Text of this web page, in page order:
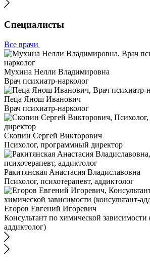
Специалисты
Все врачи
Мухина Нелли Владимировна
Врач психиатр-нарколог
Пеца Янош Иванович
Врач психиатр-нарколог
Скопин Сергей Викторович
Психолог, программный директор
Ракитянская Анастасия Владиславовна
Психолог, психотерапевт, аддиктолог
Егоров Евгений Игоревич
Консультант по химической зависимости
аддиктолог)